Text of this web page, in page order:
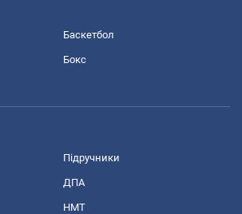
Баскетбол
Бокс
Підручники
ДПА
НМТ